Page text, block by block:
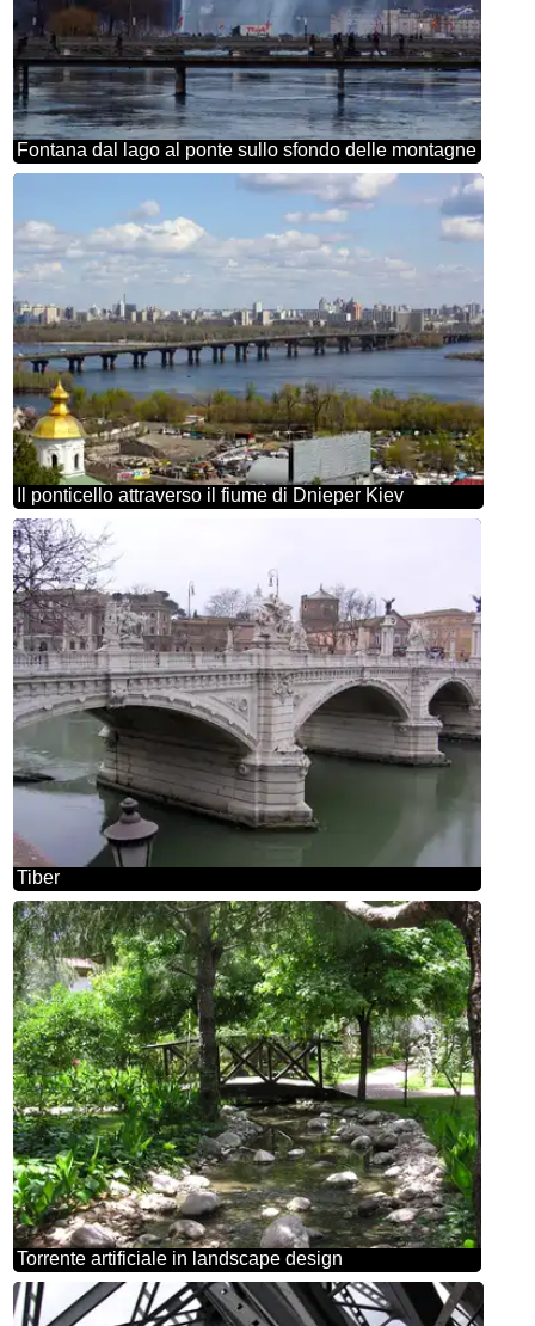
Fontana dal lago al ponte sullo sfondo delle montagne
Il ponticello attraverso il fiume di Dnieper Kiev
Tiber
Torrente artificiale in landscape design